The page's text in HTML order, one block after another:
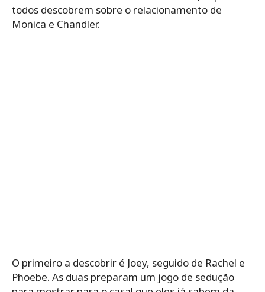
todos descobrem sobre o relacionamento de
Monica e Chandler.
O primeiro a descobrir é Joey, seguido de Rachel e
Phoebe. As duas preparam um jogo de sedução